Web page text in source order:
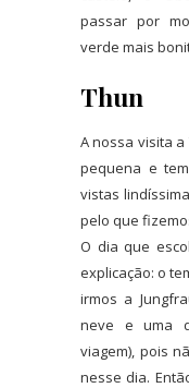
passar por
verde mais
Thun
A nossa visita
pequena e
vistas
pelo que
O dia que
explicação: o
irmos a
neve e uma
viagem), pois
nesse dia.